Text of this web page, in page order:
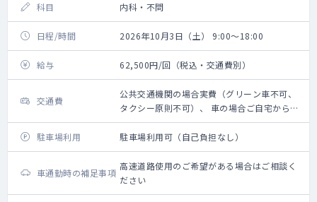
科目 内科・不問
日程/時間 2026年10月3日（土） 9:00～18:00
給与 62,500円/回（税込・交通費別）
交通費
公共交通機関の場合実費（グリーン車不可、
タクシー原則不可）、 車の場合ご自宅からの
距離に応じ 規定に則り支給
駐車場利用
駐車場利用可（自己負担なし）
車通勤時の補足事項
高速道路使用のご希望がある場合はご相談く
ださい